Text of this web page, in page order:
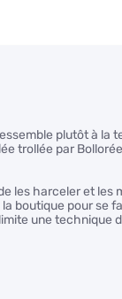
plutôt à la
trollée par
les harceler et les
boutique pour se
limite une technique